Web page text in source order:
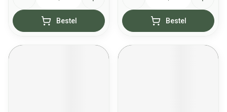
Bestel Bestel